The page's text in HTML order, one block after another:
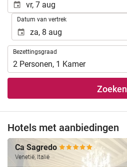
Datum van vertrek
Bezettingsgraad
Bezettingsgraad
2 Personen, 1 Kamer
Zoeken
Hotels met aanbiedingen
Ca Sagredo
Venetië, Italië